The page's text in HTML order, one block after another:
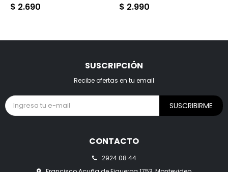
$ 2.690 $ 2.990
CONTACTO
2924 08 44
SUSCRIPCIÓN
Recibe ofertas en tu email
SUSCRIBIRME